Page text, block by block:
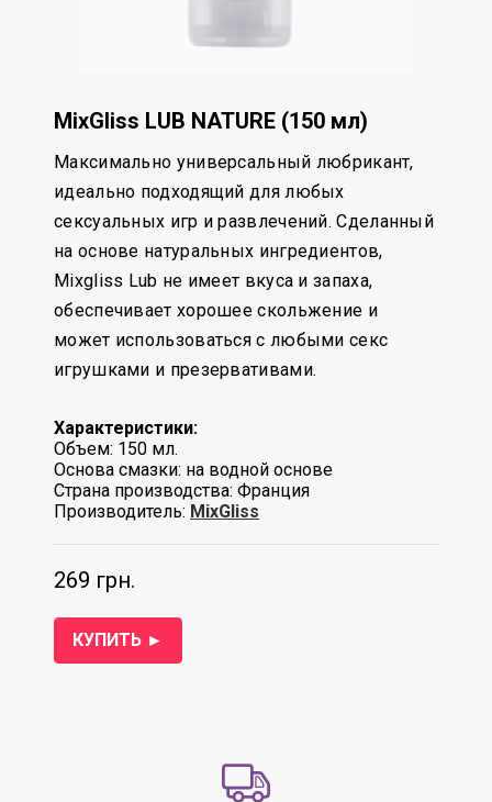
MixGliss LUB NATURE (150 мл)
Максимально универсальный любрикант,
идеально подходящий для любых
сексуальных игр и развлечений. Сделанный
на основе натуральных ингредиентов,
Mixgliss Lub не имеет вкуса и запаха,
обеспечивает хорошее скольжение и
может использоваться с любыми секс
игрушками и презервативами.
Характеристики:
Объем: 150 мл.
Основа смазки: на водной основе
Страна производства: Франция
Производитель: MixGliss
КУПИТЬ ►
269 грн.